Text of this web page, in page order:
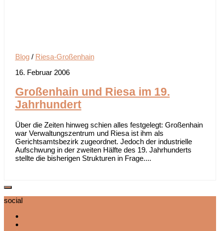
Blog/ Riesa-Großenhain
16. Februar 2006
Großenhain und Riesa im 19.
Jahrhundert
Über die Zeiten hinweg schien alles festgelegt: Großenhain
war Verwaltungszentrum und Riesa ist ihm als
Gerichtsamtsbezirk zugeordnet. Jedoch der industrielle
Aufschwung in der zweiten Hälfte des 19. Jahrhunderts
stellte die bisherigen Strukturen in Frage....
social